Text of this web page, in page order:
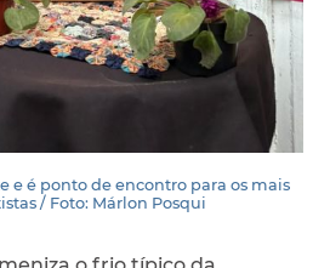
e é ponto de encontro para os mais
/ Foto: Márlon Posqui